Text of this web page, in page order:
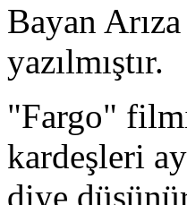
Bayan
yazılmıştır.
"Fargo"
kardeşleri
diye